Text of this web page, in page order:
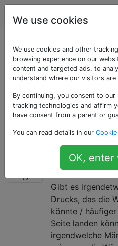
3d Drucken
Als «3d-
getaggte
Beim 3D-Design (oder
dreidimensionale digitale
kann.
Werden 3D-
sein?
Gibt es
Drucks, das die
könnte /
Seite landen
irgendwelche
We use cookies
We use cookies and other
browsing experience on our
content and targeted ads, to
understand where our visitors
By continuing, you consent to
tracking technologies and affirm
have consent from a parent or
You can read details in our
OK, enter